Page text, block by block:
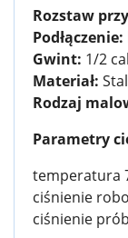
Rozstaw
Podłączenie:
Gwint: 1/2
Materiał: Stal
Rodzaj
Parametry
temperatura
ciśnienie
ciśnienie